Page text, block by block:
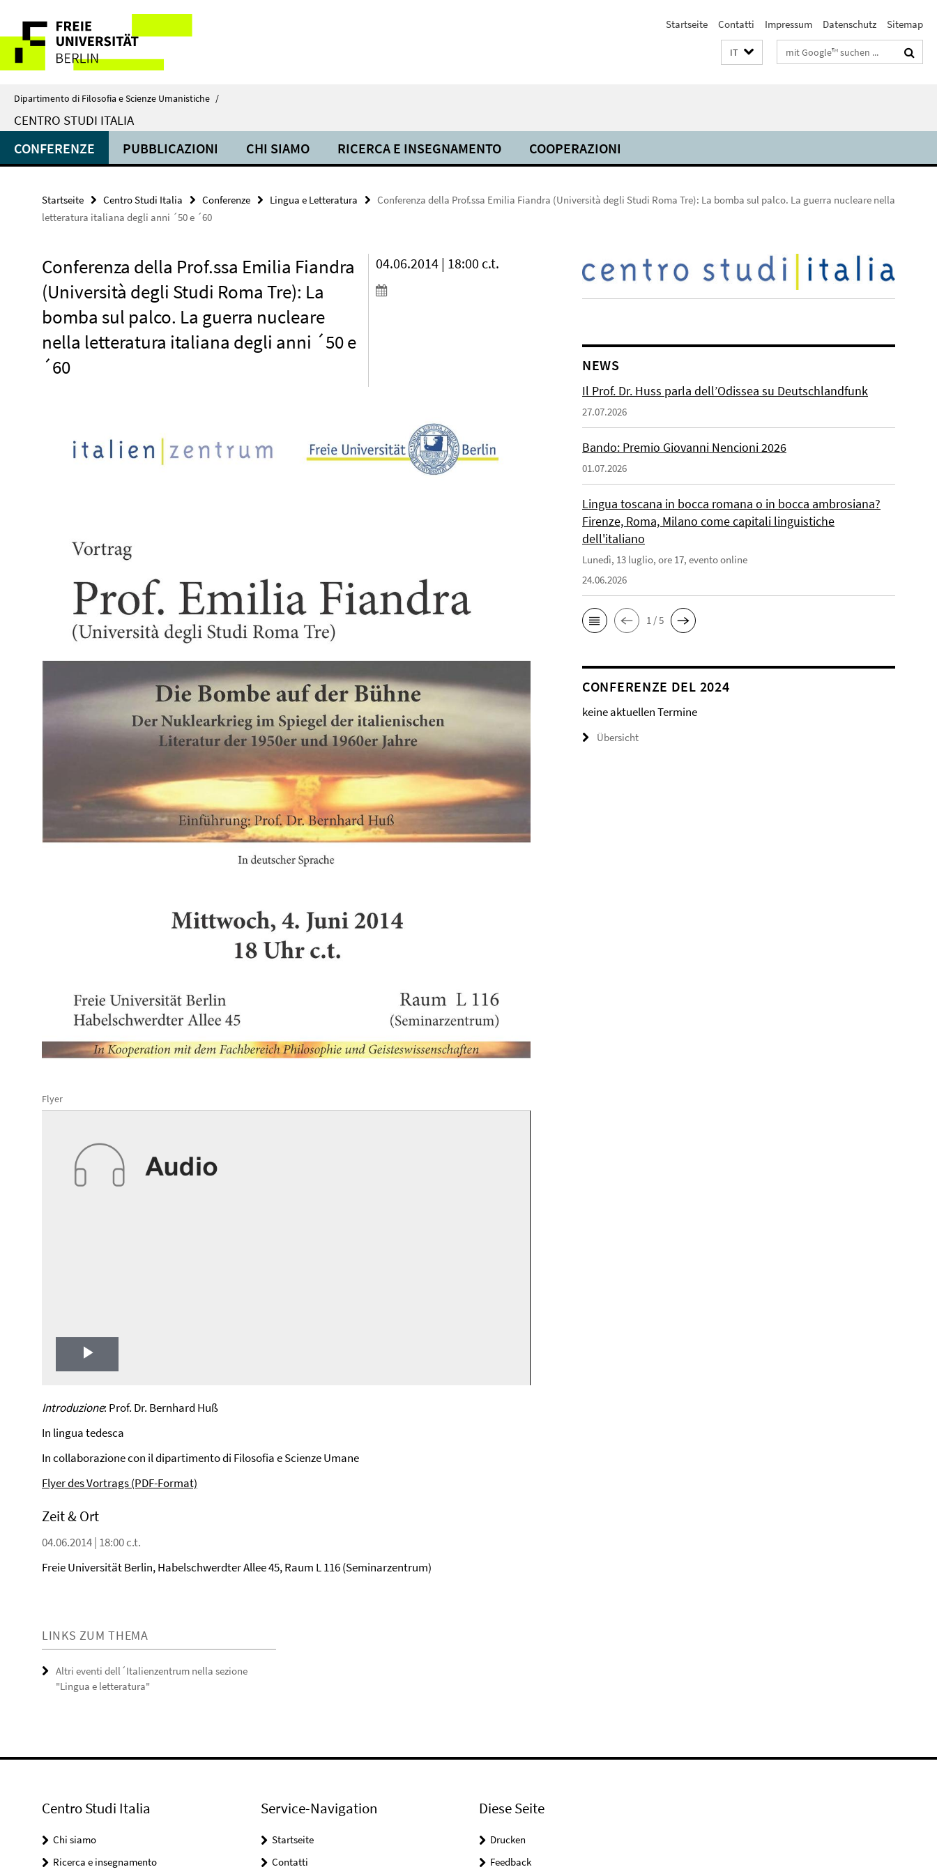
direkt
Inhalt
Service-
Navigation
Startseite Contatti Impressum Datenschutz Sitemap
IT Suchbegriffe
Dipartimento di Filosofia e Scienze Umanistiche /
CENTRO STUDI ITALIA
CONFERENZE PUBBLICAZIONI CHI SIAMO RICERCA E INSEGNAMENTO COOPERAZIONI
Startseite Centro Studi Italia Conferenze Lingua e Letteratura
Conferenza della Prof.ssa Emilia Fiandra (Università degli Studi Roma Tre): La bomba sul palco. La guerra nucleare nella
letteratura italiana degli anni ´50 e ´60
Conferenza della Prof.ssa Emilia Fiandra
(Università degli Studi Roma Tre): La
bomba sul palco. La guerra nucleare
nella letteratura italiana degli anni ´50 e
´60
04.06.2014 | 18:00 c.t.
Flyer
Play
Video
Introduzione: Prof. Dr. Bernhard Huß
In lingua tedesca
In collaborazione con il dipartimento di Filosofia e Scienze Umane
Flyer des Vortrags (PDF-Format)
Zeit & Ort
04.06.2014 | 18:00 c.t.
Freie Universität Berlin, Habelschwerdter Allee 45, Raum L 116 (Seminarzentrum)
LINKS ZUM THEMA
Altri eventi dell´Italienzentrum nella sezione
"Lingua e letteratura"
NEWS
Il Prof. Dr. Huss parla dell’Odissea su Deutschlandfunk
27.07.2026
Bando: Premio Giovanni Nencioni 2026
01.07.2026
Lingua toscana in bocca romana o in bocca ambrosiana?
Firenze, Roma, Milano come capitali linguistiche
dell'italiano
Lunedì, 13 luglio, ore 17, evento online
24.06.2026
1 / 5
CONFERENZE DEL 2024
keine aktuellen Termine
Übersicht
Centro Studi Italia
Chi siamo
Ricerca e insegnamento
Service-Navigation
Startseite
Contatti
Diese Seite
Drucken
Feedback